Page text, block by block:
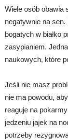
Wiele osób obawia
negatywnie na
bogatych w białko
zasypianiem.
naukowych, które
Jeśli nie masz
nie ma powodu,
reaguje na
jedzeniu jajek na
potrzeby